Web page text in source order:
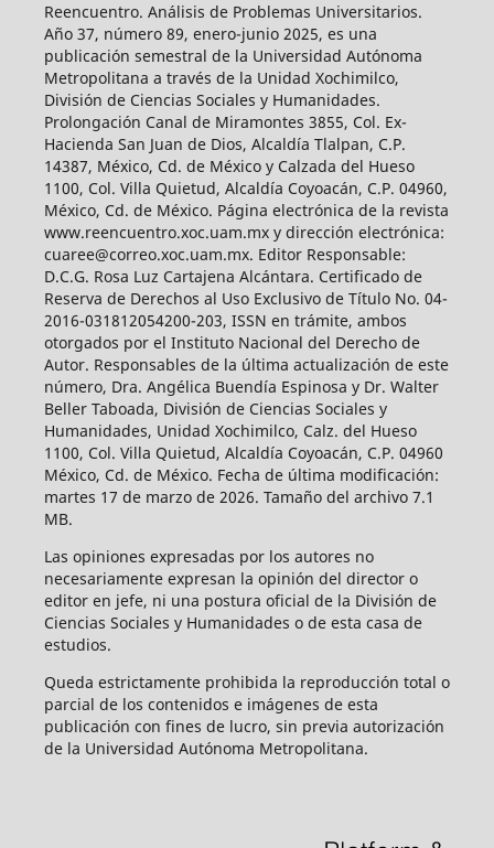
Reencuentro. Análisis de Problemas Universitarios.
Año 37, número 89, enero-junio 2025, es una
publicación semestral de la Universidad Autónoma
Metropolitana a través de la Unidad Xochimilco,
División de Ciencias Sociales y Humanidades.
Prolongación Canal de Miramontes 3855, Col. Ex-
Hacienda San Juan de Dios, Alcaldía Tlalpan, C.P.
14387, México, Cd. de México y Calzada del Hueso
1100, Col. Villa Quietud, Alcaldía Coyoacán, C.P. 04960,
México, Cd. de México. Página electrónica de la revista
www.reencuentro.xoc.uam.mx y dirección electrónica:
cuaree@correo.xoc.uam.mx. Editor Responsable:
D.C.G. Rosa Luz Cartajena Alcántara. Certificado de
Reserva de Derechos al Uso Exclusivo de Título No. 04-
2016-031812054200-203, ISSN en trámite, ambos
otorgados por el Instituto Nacional del Derecho de
Autor. Responsables de la última actualización de este
número, Dra. Angélica Buendía Espinosa y Dr. Walter
Beller Taboada, División de Ciencias Sociales y
Humanidades, Unidad Xochimilco, Calz. del Hueso
1100, Col. Villa Quietud, Alcaldía Coyoacán, C.P. 04960
México, Cd. de México. Fecha de última modificación:
martes 17 de marzo de 2026. Tamaño del archivo 7.1
MB.
Las opiniones expresadas por los autores no
necesariamente expresan la opinión del director o
editor en jefe, ni una postura oficial de la División de
Ciencias Sociales y Humanidades o de esta casa de
estudios.
Queda estrictamente prohibida la reproducción total o
parcial de los contenidos e imágenes de esta
publicación con fines de lucro, sin previa autorización
de la Universidad Autónoma Metropolitana.